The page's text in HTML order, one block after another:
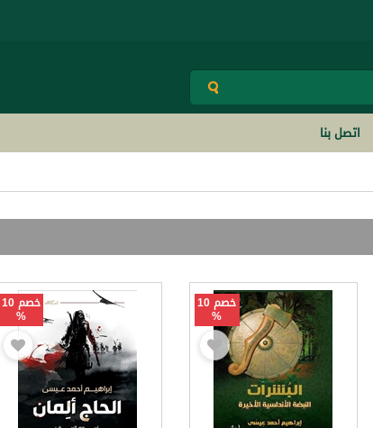
اتصل بنا
خصم 10
%
خصم 10
%